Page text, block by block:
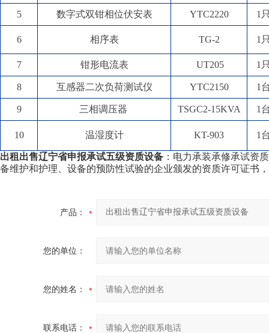
5 数字式双钳相位伏安表 YTC2220 1
6 相序表 TG-2 1
7 钳形电流表 UT205 1
8 互感器二次负荷测试仪 YTC2150 1
9 三相调压器 TSGC2-15KVA 1
10 温湿度计 KT-903 1
出租出售辽宁省申报承试五级资质设备 ：电力承装承修承试资
备维护和护理、设备的预防性试验的企业颁发的资质许可证书
产品：
您的单位：
您的姓名：
联系电话：